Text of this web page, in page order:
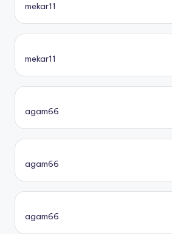
mekar11
mekar11
agam66
agam66
agam66